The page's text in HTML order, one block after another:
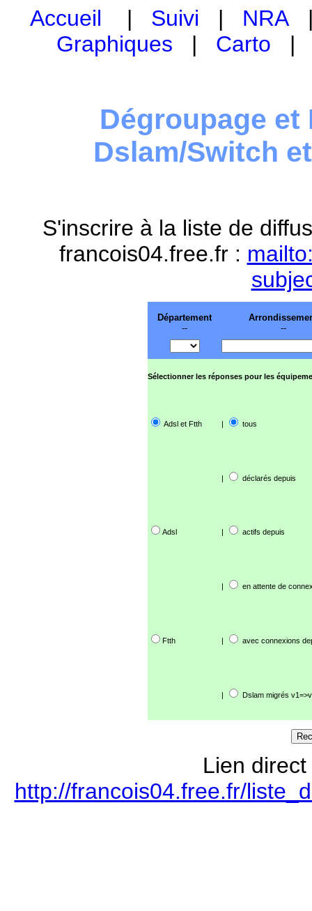
Accueil | Suivi | NRA
Graphiques | Carto
Dégroupage et
Dslam/Switch
S'inscrire à la liste de
francois04.free.fr :
Département
--
--
Sélectionner les réponses pour les
Adsl et Ftth | tous
| déclarés depuis
Adsl | actifs depuis
| en attente de
Ftth | avec connexions
| Dslam migrés
Lien
http://francois04.free.fr/